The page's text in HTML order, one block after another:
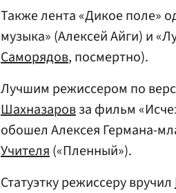
Также лента «Дикое поле»
музыка» (Алексей Айги) и
Саморядов, посмертно).
Лучшим режиссером по
Шахназаровза фильм
обошел Алексея Германа-
Учителя(«Пленный»).
Статуэтку режиссеру вручил